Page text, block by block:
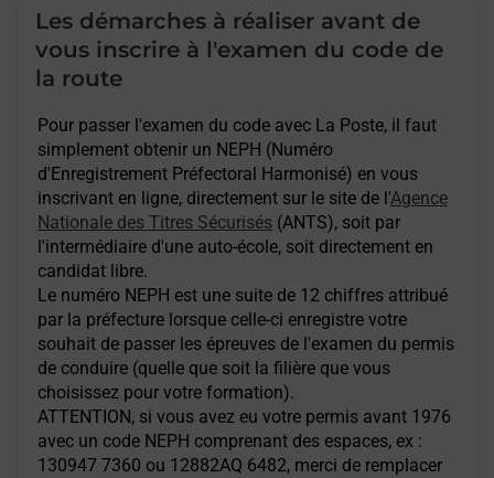
Les démarches à réaliser avant de
vous inscrire à l'examen du code de
la route
Pour passer l'examen du code avec La Poste, il faut
simplement obtenir un NEPH (Numéro
d'Enregistrement Préfectoral Harmonisé) en vous
inscrivant en ligne, directement sur le site de l'Agence
Nationale des Titres Sécurisés (ANTS), soit par
l'intermédiaire d'une auto-école, soit directement en
candidat libre.
Le numéro NEPH est une suite de 12 chiffres attribué
par la préfecture lorsque celle-ci enregistre votre
souhait de passer les épreuves de l'examen du permis
de conduire (quelle que soit la filière que vous
choisissez pour votre formation).
ATTENTION, si vous avez eu votre permis avant 1976
avec un code NEPH comprenant des espaces, ex :
130947 7360 ou 12882AQ 6482, merci de remplacer